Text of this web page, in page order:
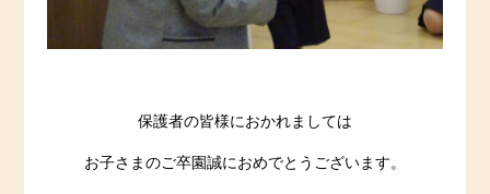
保護者の皆様におかれましては
お子さまのご卒園誠におめでとうございます。